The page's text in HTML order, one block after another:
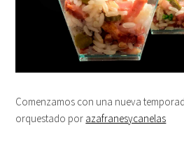
Comenzamos con una nueva
orquestado por azafranesycanelas